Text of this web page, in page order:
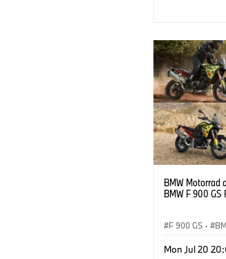
BMW Motorrad
BMW F 900 GS
F 900 GS ·
Mon Jul 20